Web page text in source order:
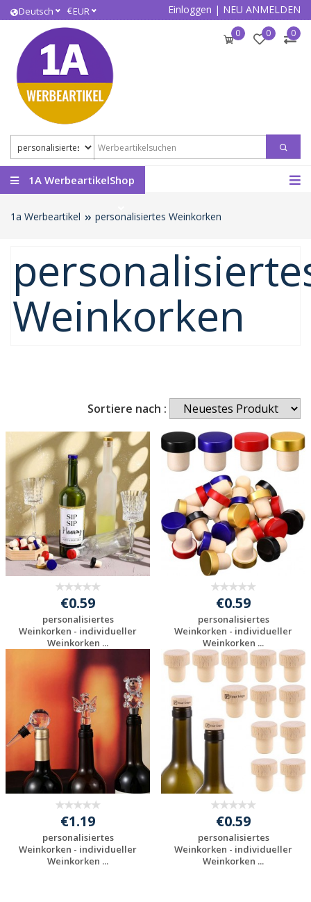
Deutsch €EUR Einloggen | NEU ANMELDEN
0 0 0
1A WerbeartikelShop
1a Werbeartikel personalisiertes Weinkorken
Weinkorken
Sortiere nach :
€0.59
personalisiertes
Weinkorken - individueller
Weinkorken ...
Jetzt Angebot
anfordern
€0.59
personalisiertes
Weinkorken - individueller
Weinkorken ...
Jetzt Angebot
anfordern
€1.19
personalisiertes
Weinkorken - individueller
Weinkorken ...
€0.59
personalisiertes
Weinkorken - individueller
Weinkorken ...